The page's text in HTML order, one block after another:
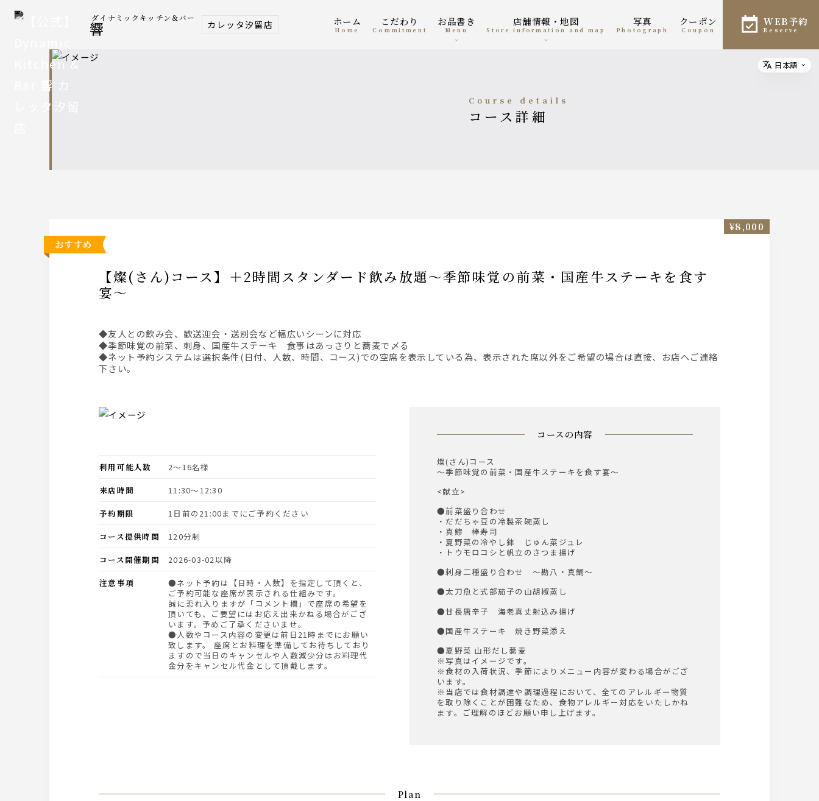
ダイナミックキッチン＆バー
響 カレッタ汐留店 ホーム
home
こだわり
Commitment
お品書き
menu
店舗情報・地図
Store information and map
写真
photograph
クーポン
coupon
WEB予約
reserve
course details
コース詳細
おすすめ
【燦(さん)コース】＋2時間スタンダード飲み放題～季節味覚の前菜・国産牛ステーキを食す
宴～
◆友人との飲み会、歓送迎会・送別会など幅広いシーンに対応
◆季節味覚の前菜、刺身、国産牛ステーキ 食事はあっさりと蕎麦で〆る
◆ネット予約システムは選択条件(日付、人数、時間、コース)での空席を表示している為、表示された席以外をご希望の場合は直接、お店へご連絡
下さい。
¥8,000
コースの内容
燦(さん)コース
～季節味覚の前菜・国産牛ステーキを食す宴～
<献立>
●前菜盛り合わせ
・だだちゃ豆の冷製茶碗蒸し
・真鯵 棒寿司
・夏野菜の冷やし鉢 じゅん菜ジュレ
・トウモロコシと帆立のさつま揚げ
●刺身二種盛り合わせ ～勘八・真鯛～
●太刀魚と式部茄子の山胡椒蒸し
●甘長唐辛子 海老真丈射込み揚げ
●国産牛ステーキ 焼き野菜添え
●夏野菜 山形だし蕎麦
※写真はイメージです。
※食材の入荷状況、季節によりメニュー内容が変わる場合がござ
います。
※当店では食材調達や調理過程において、全てのアレルギー物質
を取り除くことが困難なため、食物アレルギー対応をいたしかね
ます。ご理解のほどお願い申し上げます。
利用可能人数
2〜16名様
来店時間
11:30〜12:30
予約期限
1日前の21:00までにご予約ください
コース提供時間
120分制
コース開催期間
2026-03-02以降
注意事項
●ネット予約は【日時・人数】を指定して頂くと、
ご予約可能な座席が表示される仕組みです。
誠に恐れ入りますが「コメント欄」で座席の希望を
頂いても、ご要望にはお応え出来かねる場合がござ
います。予めご了承くださいませ。
●人数やコース内容の変更は前日21時までにお願い
致します。 座席とお料理を準備してお待ちしており
ますので当日のキャンセルや人数減少分はお料理代
金分をキャンセル代金として頂戴します。
Plan
Select
日本語